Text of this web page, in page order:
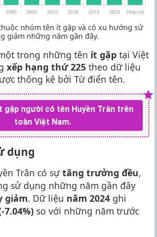
nhóm tên ít gặp và có xu hướng sử
giảm những năm gần đây.
trong những tên ít gặp tại Việt
xếp hạng thứ 225 theo dữ liệu
thống kê bởi Từ điển tên.
gặp người có tên Huyền Trân trên
toàn Việt Nam.
dụng
Trân có sựtăng trưởng đều,
sử dụng những năm gần đây
giảm. Dữ liệu năm 2024 ghi
7.04%) so với những năm trước